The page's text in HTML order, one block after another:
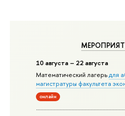
10 августа – 22 августа
Математический лагерьдля
магистратуры факультета
онлайн